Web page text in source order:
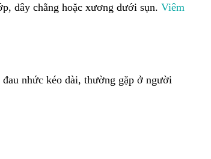
dây chằng hoặc xương dưới sụn. Viêm
nhức kéo dài, thường gặp ở người